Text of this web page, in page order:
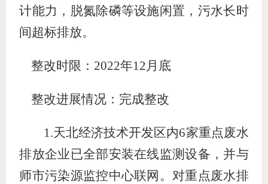
计能力，脱氮除磷等设施闲置，污水长时
间超标排放。
整改时限： 2022年12月底
整改进展情况：完成整改
1.天北经济技术开发区内6家重点废水
排放企业已全部安装在线监测设备，并与
师市污染源监控中心联网。对重点废水排